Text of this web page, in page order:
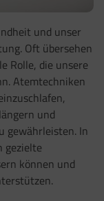
und unser
Oft übersehen
Rolle, die unsere
Atemtechniken
und
gewährleisten. In
gezielte
können und